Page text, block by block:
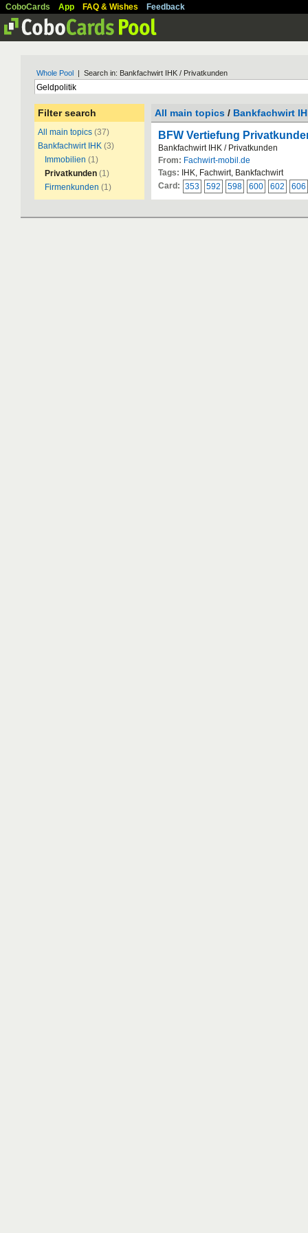
CoboCards App FAQ & Wishes Feedback
Whole Pool | Search in: Bankfachwirt IHK / Privatkunden
Filter search
All main topics (37)
Bankfachwirt IHK (3)
Immobilien (1)
Privatkunden (1)
Firmenkunden (1)
All main topics / Bankfachwirt
BFW Vertiefung
Bankfachwirt IHK / Privatkunden
From: Fachwirt-mobil.de
Tags:
IHK, Fachwirt, Bankfachwirt
Card: 353 592 598 600 602 606